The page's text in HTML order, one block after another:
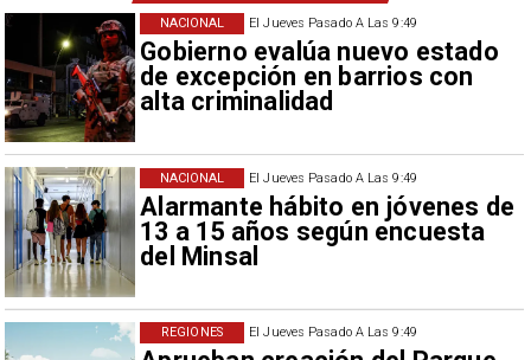
El Jueves Pasado A Las 9:49
Gobierno evalúa nuevo estado
de excepción en barrios con
alta criminalidad
NACIONAL
El Jueves Pasado A Las 9:49
Alarmante hábito en jóvenes de
13 a 15 años según encuesta
del Minsal
NACIONAL
El Jueves Pasado A Las 9:49
REGIONES